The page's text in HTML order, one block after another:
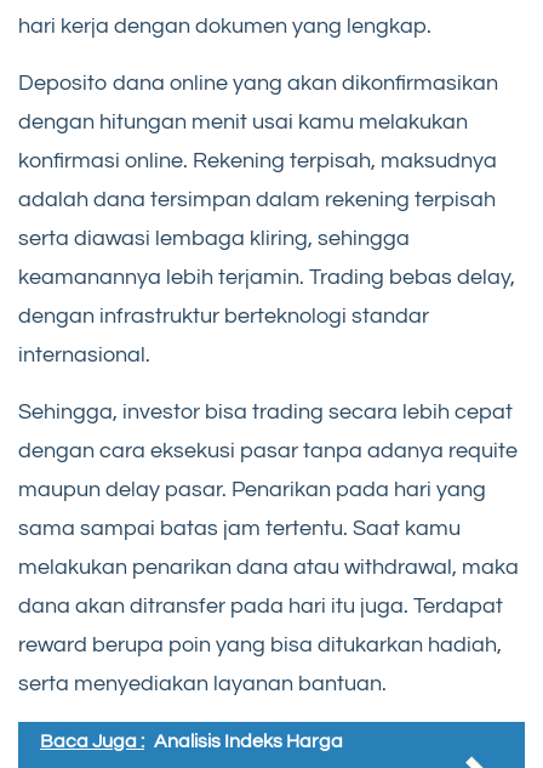
hari kerja dengan dokumen yang lengkap.
Deposito dana online yang akan dikonfirmasikan
dengan hitungan menit usai kamu melakukan
konfirmasi online. Rekening terpisah, maksudnya
adalah dana tersimpan dalam rekening terpisah
serta diawasi lembaga kliring, sehingga
keamanannya lebih terjamin. Trading bebas delay,
dengan infrastruktur berteknologi standar
internasional.
Sehingga, investor bisa trading secara lebih cepat
dengan cara eksekusi pasar tanpa adanya requite
maupun delay pasar. Penarikan pada hari yang
sama sampai batas jam tertentu. Saat kamu
melakukan penarikan dana atau withdrawal, maka
dana akan ditransfer pada hari itu juga. Terdapat
reward berupa poin yang bisa ditukarkan hadiah,
serta menyediakan layanan bantuan.
Baca Juga : Analisis Indeks Harga